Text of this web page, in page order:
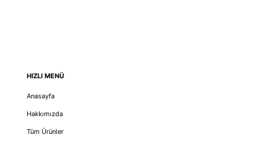
HIZLI MENÜ
Anasayfa
Hakkımızda
Tüm Ürünler